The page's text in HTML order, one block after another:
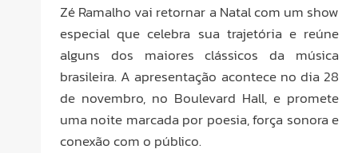
Zé Ramalho vai retornar a Natal com um show
especial que celebra sua trajetória e reúne
alguns dos maiores clássicos da música
brasileira. A apresentação acontece no dia 28
de novembro, no Boulevard Hall, e promete
uma noite marcada por poesia, força sonora e
conexão com o público.